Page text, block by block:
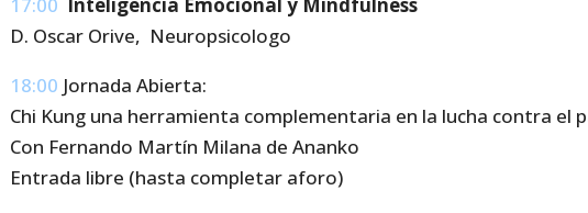
17:00 Inteligencia Emocional y Mindfulness
D. Oscar Orive, Neuropsicologo
18:00 Jornada Abierta:
Chi Kung una herramienta complementaria en la lucha contra el
Con Fernando Martín Milana de Ananko
Entrada libre (hasta completar aforo)